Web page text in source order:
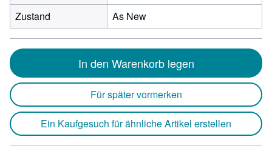
Zustand
As New
In den Warenkorb legen
Für später vormerken
Ein Kaufgesuch für ähnliche Artikel erstellen